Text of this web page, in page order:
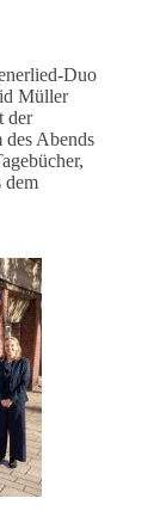
Duo
Müller
der
Abends
dem